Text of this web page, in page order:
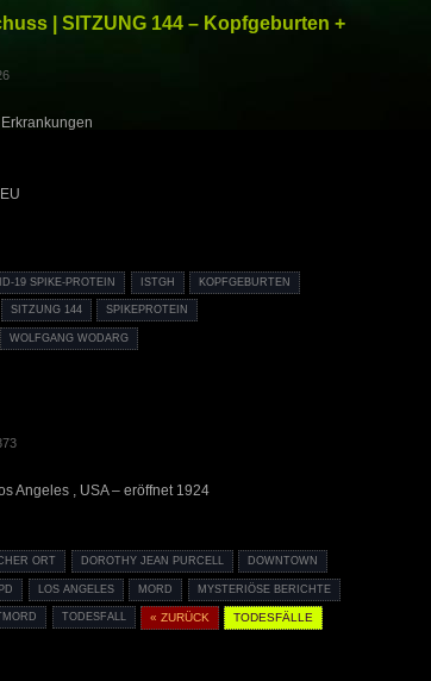
| SITZUNG 144 – Kopfgeburten +
19 SPIKE-PROTEIN ISTGH KOPFGEBURTEN
SITZUNG 144 SPIKEPROTEIN
WOLFGANG WODARG
Angeles , USA – eröffnet 1924
ORT DOROTHY JEAN PURCELL DOWNTOWN
LOS ANGELES MORD MYSTERIÖSE BERICHTE
TODESFALL « ZURÜCK TODESFÄLLE